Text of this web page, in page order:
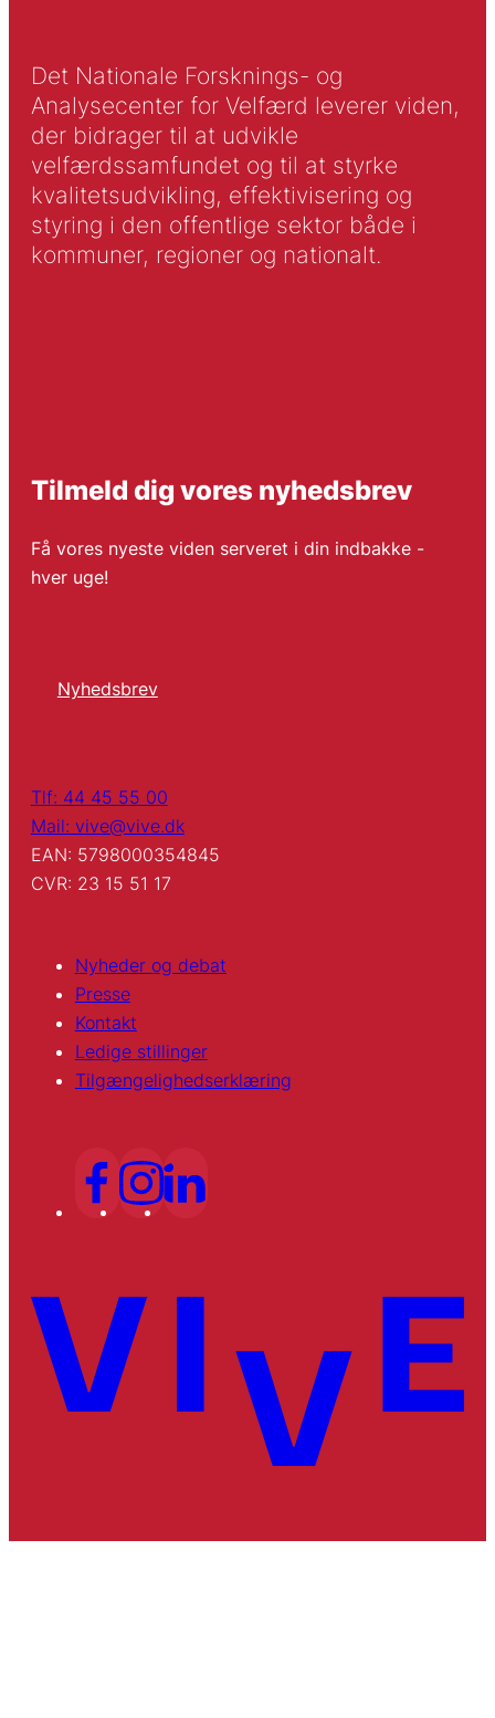
Det Nationale Forsknings- og
Analysecenter for Velfærd leverer viden,
der bidrager til at udvikle
velfærdssamfundet og til at styrke
kvalitetsudvikling, effektivisering og
styring i den offentlige sektor både i
kommuner, regioner og nationalt.
Tilmeld dig vores nyhedsbrev
Få vores nyeste viden serveret i din indbakke -
hver uge!
Nyhedsbrev
Tlf: 44 45 55 00
Mail: vive@vive.dk
EAN: 5798000354845
CVR: 23 15 51 17
Nyheder og debat
Presse
Kontakt
Ledige stillinger
Tilgængelighedserklæring